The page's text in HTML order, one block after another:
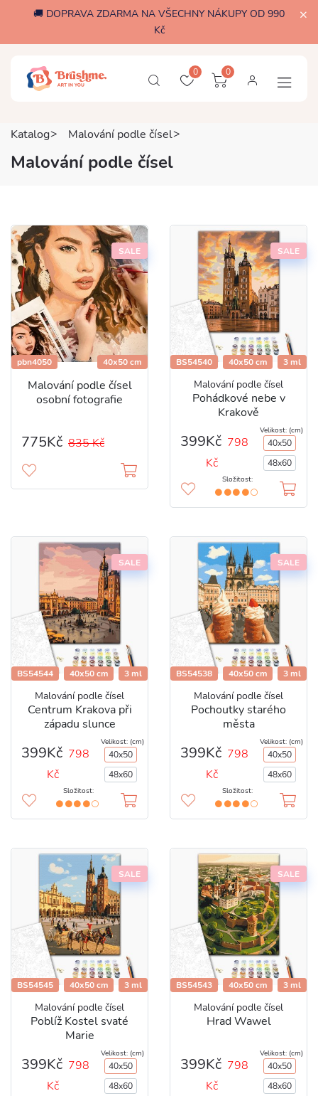
🚚 DOPRAVA ZDARMA NA VŠECHNY NÁKUPY OD 990
Kč
0 0
Katalog Malování podle čísel
Malování podle čísel
SALE
pbn4050 40х50 cm
Malování podle čísel
osobní fotografie
775Kč 835 Kč
SALE
BS54540 40x50 cm 3 ml
Malování podle čísel
Pohádkové nebe v
Krakově
399Kč 798
Kč
Velikost: (cm)
40x50
48x60
Složitost:
SALE
BS54544 40x50 cm 3 ml
Malování podle čísel
Centrum Krakova při
západu slunce
399Kč 798
Kč
Velikost: (cm)
40x50
48x60
Složitost:
SALE
BS54538 40x50 cm 3 ml
Malování podle čísel
Pochoutky starého
města
399Kč 798
Kč
Velikost: (cm)
40x50
48x60
Složitost:
SALE
BS54545 40x50 cm 3 ml
Malování podle čísel
Poblíž Kostel svaté
Marie
399Kč 798
Kč
Velikost: (cm)
40x50
48x60
SALE
BS54543 40x50 cm 3 ml
Malování podle čísel
Hrad Wawel
399Kč 798
Kč
Velikost: (cm)
40x50
48x60